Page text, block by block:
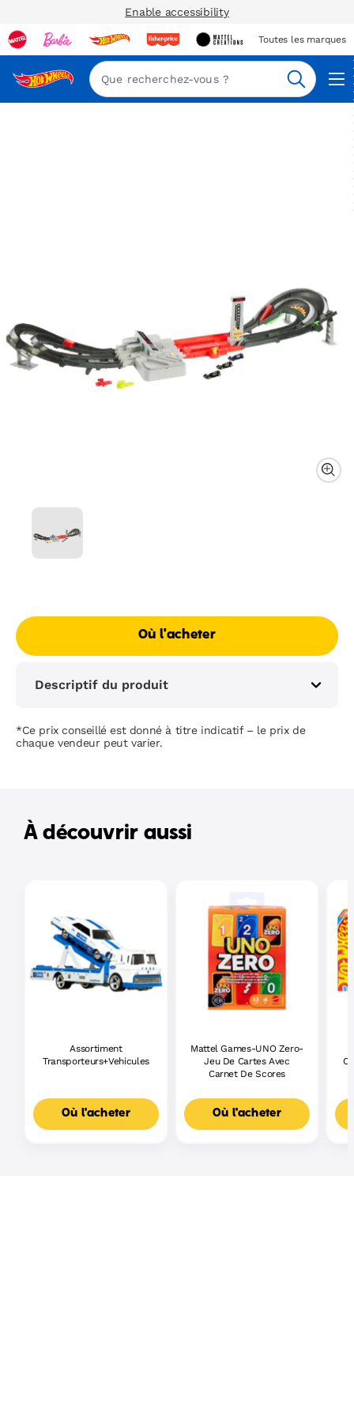
Enable accessibility
Toutes les marques
Où l'acheter
Descriptif du produit
*Ce prix conseillé est donné à titre indicatif – le prix de
chaque vendeur peut varier.
À découvrir aussi
Assortiment
Transporteurs+Vehicules
Où l'acheter
Mattel Games-UNO Zero-
Jeu De Cartes Avec
Carnet De Scores
Où l'acheter